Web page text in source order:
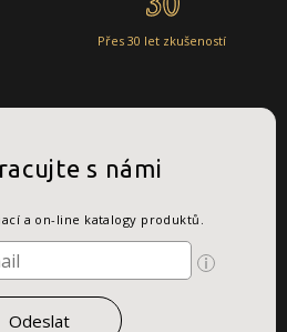
Přes 30 let zkušeností
s námi
a on-line katalogy produktů.